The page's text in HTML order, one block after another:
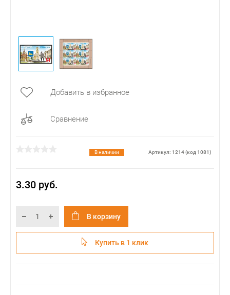
Добавить в избранное
Сравнение
В наличии Артикул: 1214 (код 1081)
3.30 руб.
В корзину
Купить в 1 клик